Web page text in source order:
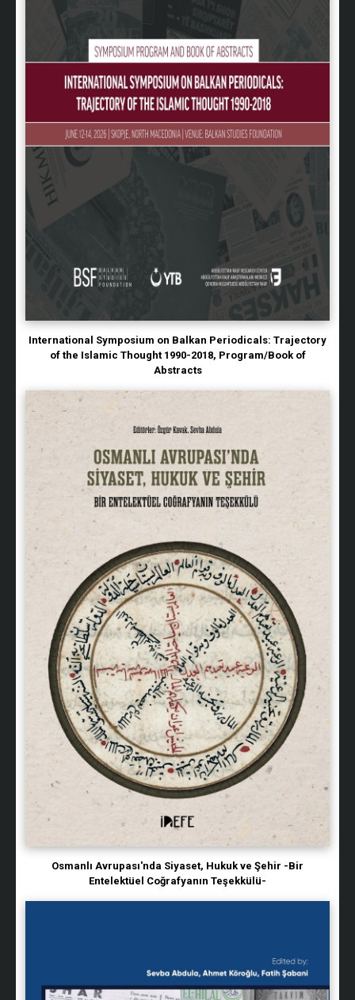
International Symposium on Balkan Periodicals: Trajectory
of the Islamic Thought 1990-2018, Program/Book of
Abstracts
Osmanlı Avrupası'nda Siyaset, Hukuk ve Şehir -Bir
Entelektüel Coğrafyanın Teşekkülü-